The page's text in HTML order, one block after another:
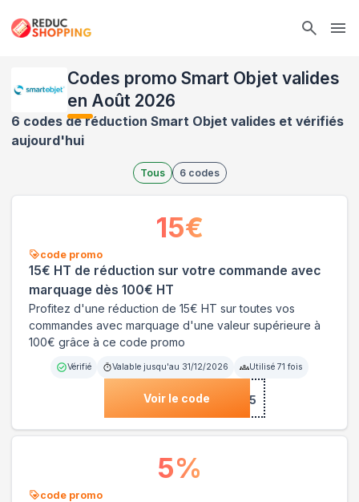
Codes promo Smart Objet valides
en Août 2026
6 codes de réduction Smart Objet valides et vérifiés
aujourd'hui
Tous 6 codes
code promo
15€ HT de réduction sur votre commande avec
marquage dès 100€ HT
Profitez d'une réduction de 15€ HT sur toutes vos
commandes avec marquage d'une valeur supérieure à
100€ grâce à ce code promo
Vérifié Valable jusqu'au 31/12/2026 Utilisé 71 fois
Voir le code***HAF15
15€
code promo
5%